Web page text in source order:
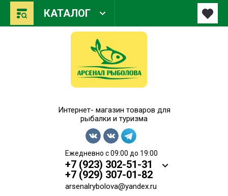
КАТАЛОГ
Интернет- магазин товаров для
рыбалки и туризма
Ежедневно с 09:00 до 19:00
+7 (923) 302-51-31
+7 (929) 307-01-82
arsenalrybolova@yandex.ru